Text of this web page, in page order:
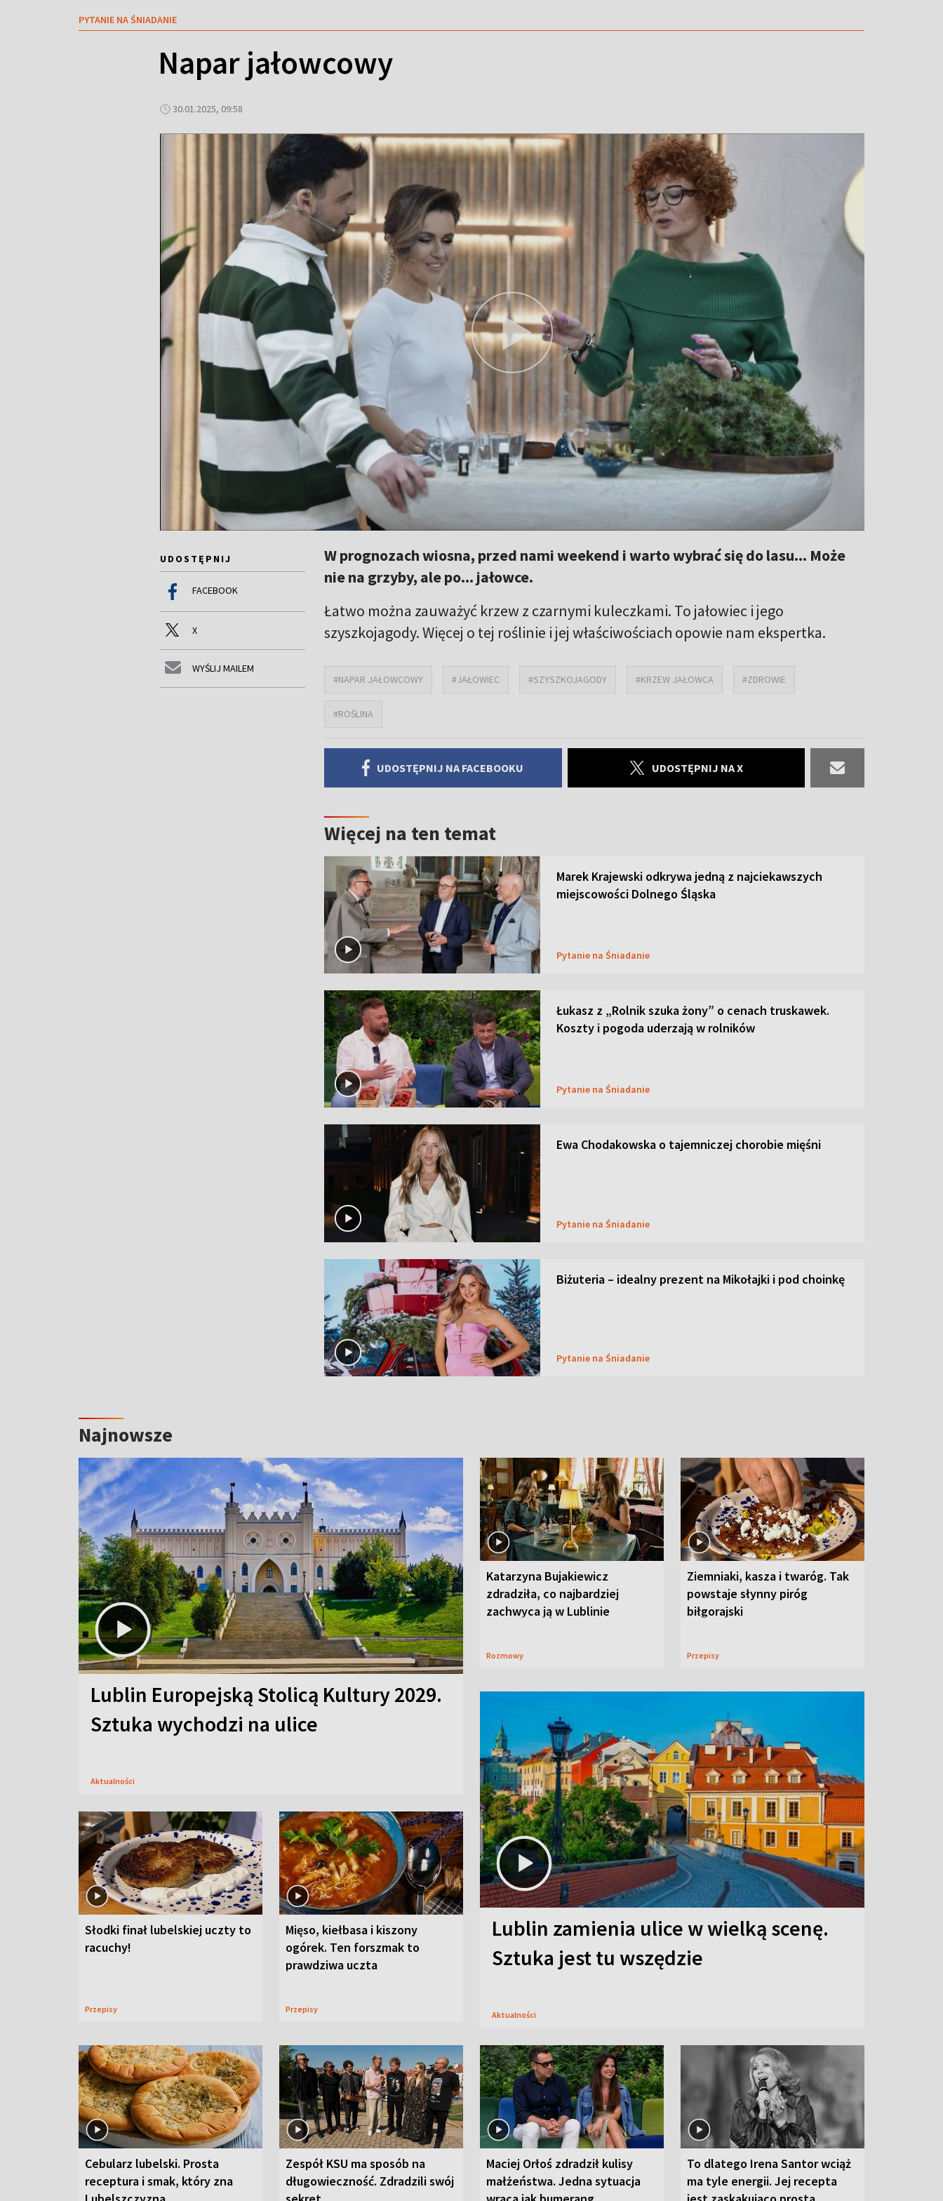
PYTANIE NA ŚNIADANIE
Napar jałowcowy
30.01.2025, 09:58
UDOSTĘPNIJ
FACEBOOK
X
WYŚLIJ MAILEM
W prognozach wiosna, przed nami weekend i warto wybrać się do lasu... Może
nie na grzyby, ale po... jałowce.
Łatwo można zauważyć krzew z czarnymi kuleczkami. To jałowiec i jego
szyszkojagody. Więcej o tej roślinie i jej właściwościach opowie nam ekspertka.
#NAPAR JAŁOWCOWY #JAŁOWIEC #SZYSZKOJAGODY #KRZEW JAŁOWCA #ZDROWIE
#ROŚLINA
UDOSTĘPNIJ NA FACEBOOKU UDOSTĘPNIJ NA X
Więcej na ten temat
Marek Krajewski odkrywa jedną z najciekawszych
miejscowości Dolnego Śląska
Pytanie na Śniadanie
Łukasz z „Rolnik szuka żony” o cenach truskawek.
Koszty i pogoda uderzają w rolników
Pytanie na Śniadanie
Ewa Chodakowska o tajemniczej chorobie mięśni
Pytanie na Śniadanie
Biżuteria – idealny prezent na Mikołajki i pod choinkę
Pytanie na Śniadanie
Najnowsze
Lublin Europejską Stolicą Kultury 2029.
Sztuka wychodzi na ulice
Aktualności
Katarzyna Bujakiewicz
zdradziła, co najbardziej
zachwyca ją w Lublinie
Rozmowy
Ziemniaki, kasza i twaróg. Tak
powstaje słynny piróg
biłgorajski
Przepisy
Słodki finał lubelskiej uczty to
racuchy!
Przepisy
Mięso, kiełbasa i kiszony
ogórek. Ten forszmak to
prawdziwa uczta
Przepisy
Lublin zamienia ulice w wielką scenę.
Sztuka jest tu wszędzie
Aktualności
Cebularz lubelski. Prosta
receptura i smak, który zna
Zespół KSU ma sposób na
długowieczność. Zdradzili swój
Maciej Orłoś zdradził kulisy
małżeństwa. Jedna sytuacja
To dlatego Irena Santor wciąż
ma tyle energii. Jej recepta